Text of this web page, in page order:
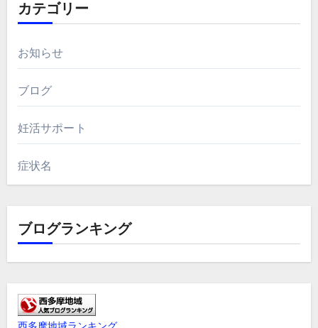
カテゴリー
お知らせ
ブログ
妊活サポート
症状名
ブログランキング